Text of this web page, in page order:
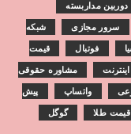
دوربین مداربسته
سرور مجازی شبکه
فوتبال قیمت
مشاوره حقوقی
واتساپ پیش
طلا گوگل